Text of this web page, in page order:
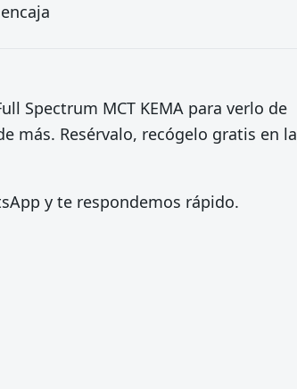
Spectrum MCT KEMA para verlo de
más. Resérvalo, recógelo gratis en la
y te respondemos rápido.